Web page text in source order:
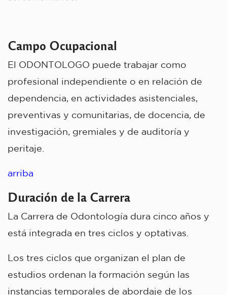
Campo Ocupacional
El ODONTOLOGO puede trabajar como
profesional independiente o en relación de
dependencia, en actividades asistenciales,
preventivas y comunitarias, de docencia, de
investigación, gremiales y de auditoría y
peritaje.
arriba
Duración de la Carrera
La Carrera de Odontología dura cinco años y
está integrada en tres ciclos y optativas.
Los tres ciclos que organizan el plan de
estudios ordenan la formación según las
instancias temporales de abordaje de los